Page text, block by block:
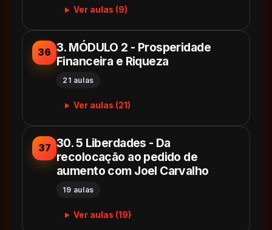
Ver aulas (9)
36 3. MÓDULO 2 - Prosperidade
Financeira e Riqueza
21 aulas
Ver aulas (21)
37 30. 5 Liberdades - Da
recolocação ao pedido de
aumento com Joel Carvalho
19 aulas
Ver aulas (19)